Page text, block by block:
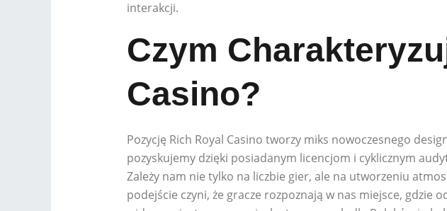
interakcji.
Czym
Casino?
Pozycję Rich Royal Casino tworzy miks nowoczesnego
pozyskujemy dzięki posiadanym licencjom i cyklicznym
Zależy nam nie tylko na liczbie gier, ale na utworzeniu
podejście czyni, że gracze rozpoznają w nas miejsce, gdzie